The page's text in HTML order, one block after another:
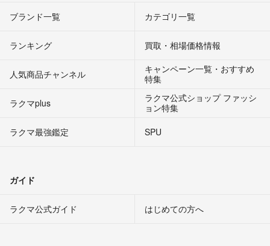
ブランド一覧 カテゴリ一覧
ランキング 買取・相場価格情報
人気商品チャンネル
キャンペーン一覧・おすすめ
特集
ラクマplus
ラクマ公式ショップ ファッシ
ョン特集
ラクマ最強鑑定
SPU
ガイド
ラクマ公式ガイド はじめての方へ